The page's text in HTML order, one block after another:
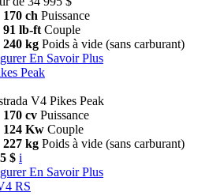
170 ch Puissance
91 lb-ft Couple
240 kg Poids à vide (sans carburant)
En Savoir Plus
Peak
V4 Pikes Peak
170 cv Puissance
124 Kw Couple
227 kg Poids à vide (sans carburant)
$ i
En Savoir Plus
RS